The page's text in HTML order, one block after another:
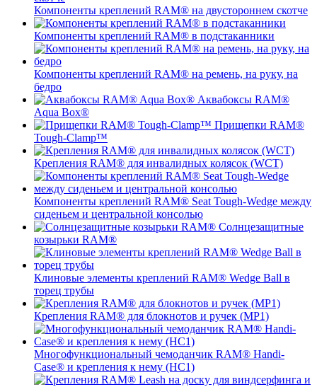
Компоненты креплений RAM® на двустороннем скотче
Компоненты креплений RAM® в подстаканники
Компоненты креплений RAM® на ремень, на руку, на
бедро
Аквабоксы RAM®
Aqua Box®
Прищепки RAM®
Tough-Clamp™
Крепления RAM® для инвалидных колясок (WCT)
Компоненты креплений RAM® Seat Tough-Wedge между
сиденьем и центральной консолью
Солнцезащитные
козырьки RAM®
Клиновые элементы креплений RAM® Wedge Ball в
торец трубы
Крепления RAM® для блокнотов и ручек (MP1)
Многофункциональный чемоданчик RAM® Handi-
Case® и крепления к нему (HC1)